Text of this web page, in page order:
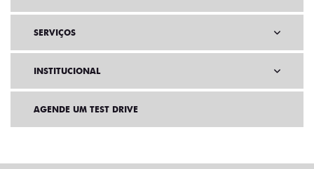
SERVIÇOS
INSTITUCIONAL
AGENDE UM TEST DRIVE